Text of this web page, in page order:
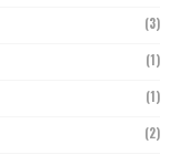
(3)
(1)
(1)
(2)